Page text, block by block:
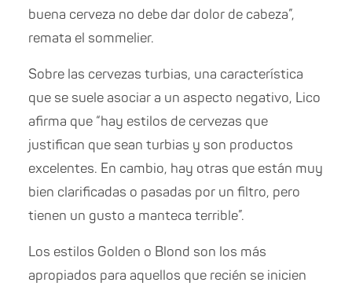
buena cerveza no debe dar dolor de cabeza”,
remata el sommelier.
Sobre las cervezas turbias, una característica
que se suele asociar a un aspecto negativo, Lico
afirma que “hay estilos de cervezas que
justifican que sean turbias y son productos
excelentes. En cambio, hay otras que están muy
bien clarificadas o pasadas por un filtro, pero
tienen un gusto a manteca terrible”.
Los estilos Golden o Blond son los más
apropiados para aquellos que recién se inicien